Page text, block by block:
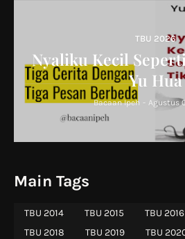
TBU 2026
Nyaliku Kecil
Yu Hua
Bacaan Ipeh - Agustus
Main Tags
TBU 2014 TBU 2015 TBU 2016
TBU 2018
TBU 2019 TBU